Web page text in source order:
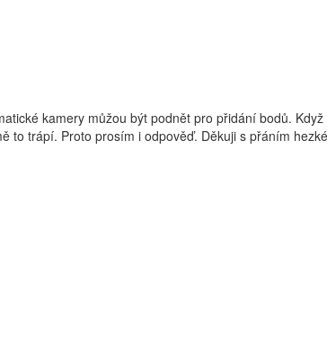
kamery můžou být podnět pro přidání bodů.
to trápí. Proto prosím i odpověď. Děkuji s přáním